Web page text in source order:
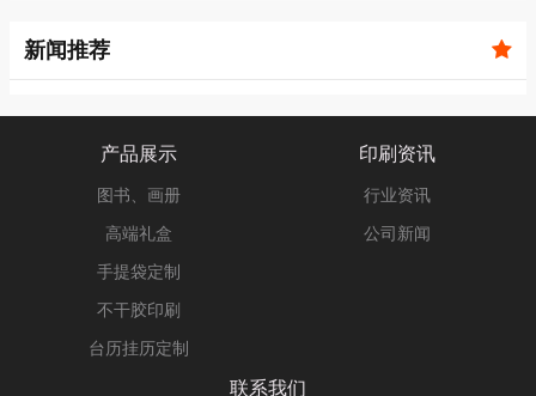
新闻推荐
产品展示
图书、画册
高端礼盒
手提袋定制
不干胶印刷
台历挂历定制
印刷资讯
行业资讯
公司新闻
联系我们